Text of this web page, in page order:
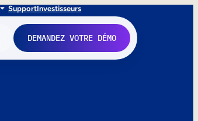
SupportInvestisseurs
DEMANDEZ VOTRE DÉMO